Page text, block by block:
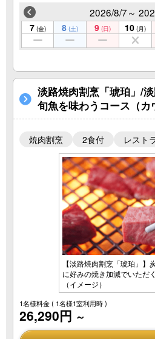
2026/8/7～
7 (金) 8 (土) 9 (日) 10 (月)
淡路焼肉割烹「琥珀」/
旬魚を味わうコース（カ
焼肉割烹 2食付 レスト
【淡路焼肉割烹「琥珀」】
に好みの焼き加減でいただ
（イメージ）
1名様料金( 1名様1室利用時 )
26,290円 ～